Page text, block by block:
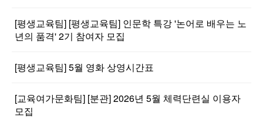
[평생교육팀] [평생교육팀] 인문학 특강 '논어로 배우는 노
년의 품격' 2기 참여자 모집
[평생교육팀] 5월 영화 상영시간표
[교육여가문화팀] [분관] 2026년 5월 체력단련실 이용자
모집